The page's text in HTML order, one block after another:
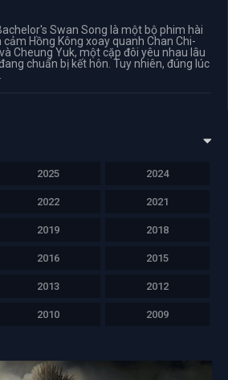
Swan Song là một bộ phim hài
cảm Hồng Kông xoay quanh Chan Chi-
Cheung Yuk, một cặp đôi yêu nhau lâu
chuẩn bị kết hôn. Tuy nhiên, đúng lúc
2025 2024
2022 2021
2019 2018
2016 2015
2013 2012
2010 2009